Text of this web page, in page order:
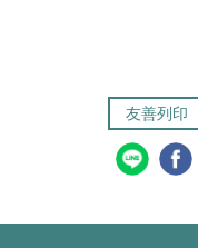
友善列印